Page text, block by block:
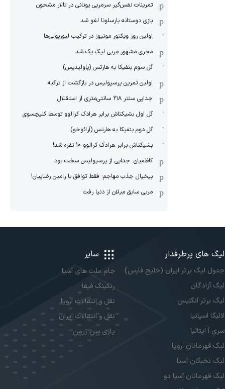
‏تمرینات نفس‌گیر سرمربی یونانی در تالار مشحون
بازی دوستانه بارسلونا لغو شد
اولین روز ویکتور مونیوز در ترکیب لیورپولی‌ها
مجری مشهور مربی لیگ یک شد
گل سوم بنفیکا به هارتس (پاولیدیس)
اولین تمرین پرسپولیس در بازگشت از ترکیه
جدایی سنتر ۲۱۸ سانتی‌متری از استقلال
گل اول بشیکتاش برابر هرادک کرالوو توسط کلیچسوی
گل دوم بنفیکا به هارتس (آرائوخو)
بشیکتاش برابر هرادک کرالوو 10 نفره شد!
کاظمیان: جدایی از پرسپولیس سخت بود
بیخیال جذب مهاجم: فقط توافق با رامین رضاییان!
مربی سابق میلان از دنیا رفت
لیگ های پرطرفدار
جدول لیگ برتر ایران (خلیج فارس)
لیگ آزادگان
لیگ برتر انگلیس
لالیگا اسپانیا
سری آ ایتالیا
لیگ قهرمانان اروپا
لیگ نخبگان آسیا
لیگ قهرمانان آسیا دو
سایر
جام ملت های آسیا
رنکینگ فیفا
نقل و انتقالات اروپا
نقل و انتقالات ایران
پاری سن ژرمن